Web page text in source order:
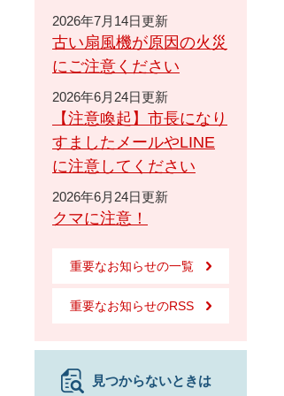
2026年7月14日更新
古い扇風機が原因の火災
にご注意ください
2026年6月24日更新
【注意喚起】市長になり
すましたメールやLINE
に注意してください
2026年6月24日更新
クマに注意！
重要なお知らせの一覧
重要なお知らせのRSS
見つからないときは